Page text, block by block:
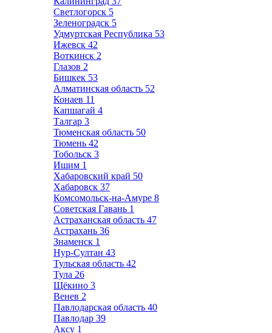
Светлогорск 5
Зеленоградск 5
Удмуртская Республика 53
Ижевск 42
Воткинск 2
Глазов 2
Бишкек 53
Алматинская область 52
Конаев 11
Капшагай 4
Талгар 3
Тюменская область 50
Тюмень 42
Тобольск 3
Ишим 1
Хабаровский край 50
Хабаровск 37
Комсомольск-на-Амуре 8
Советская Гавань 1
Астраханская область 47
Астрахань 36
Знаменск 1
Нур-Султан 43
Тульская область 42
Тула 26
Щёкино 3
Венев 2
Павлодарская область 40
Павлодар 39
Аксу 1